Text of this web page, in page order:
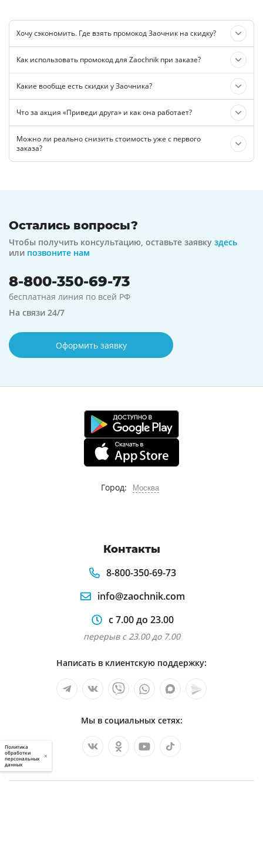
Хочу сэкономить. Где взять промокод Заочник на скидку?
Как использовать промокод для Zaochnik при заказе?
Какие вообще есть скидки у Заочника?
Что за акция «Приведи друга» и как она работает?
Можно ли реально снизить стоимость уже с первого
заказа?
Остались вопросы?
Чтобы получить консультацию, оставьте заявку здесь
или позвоните нам
8-800-350-69-73
бесплатная линия по всей РФ
На связи 24/7
Оформить заявку
Город: Москва
Контакты
8-800-350-69-73
info@zaochnik.com
с 7.00 до 23.00
перерыв с 23.00 до 7.00
Написать в клиентскую поддержку:
Мы в социальных сетях:
Политика
обработки
персональных
данных
×